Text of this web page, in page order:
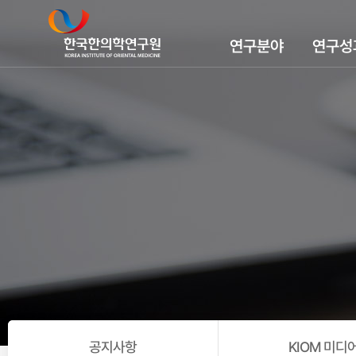
연구분야 연구
공지사항 KIOM 미디